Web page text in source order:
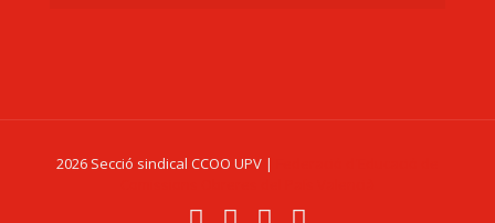
2026 Secció sindical CCOO UPV |